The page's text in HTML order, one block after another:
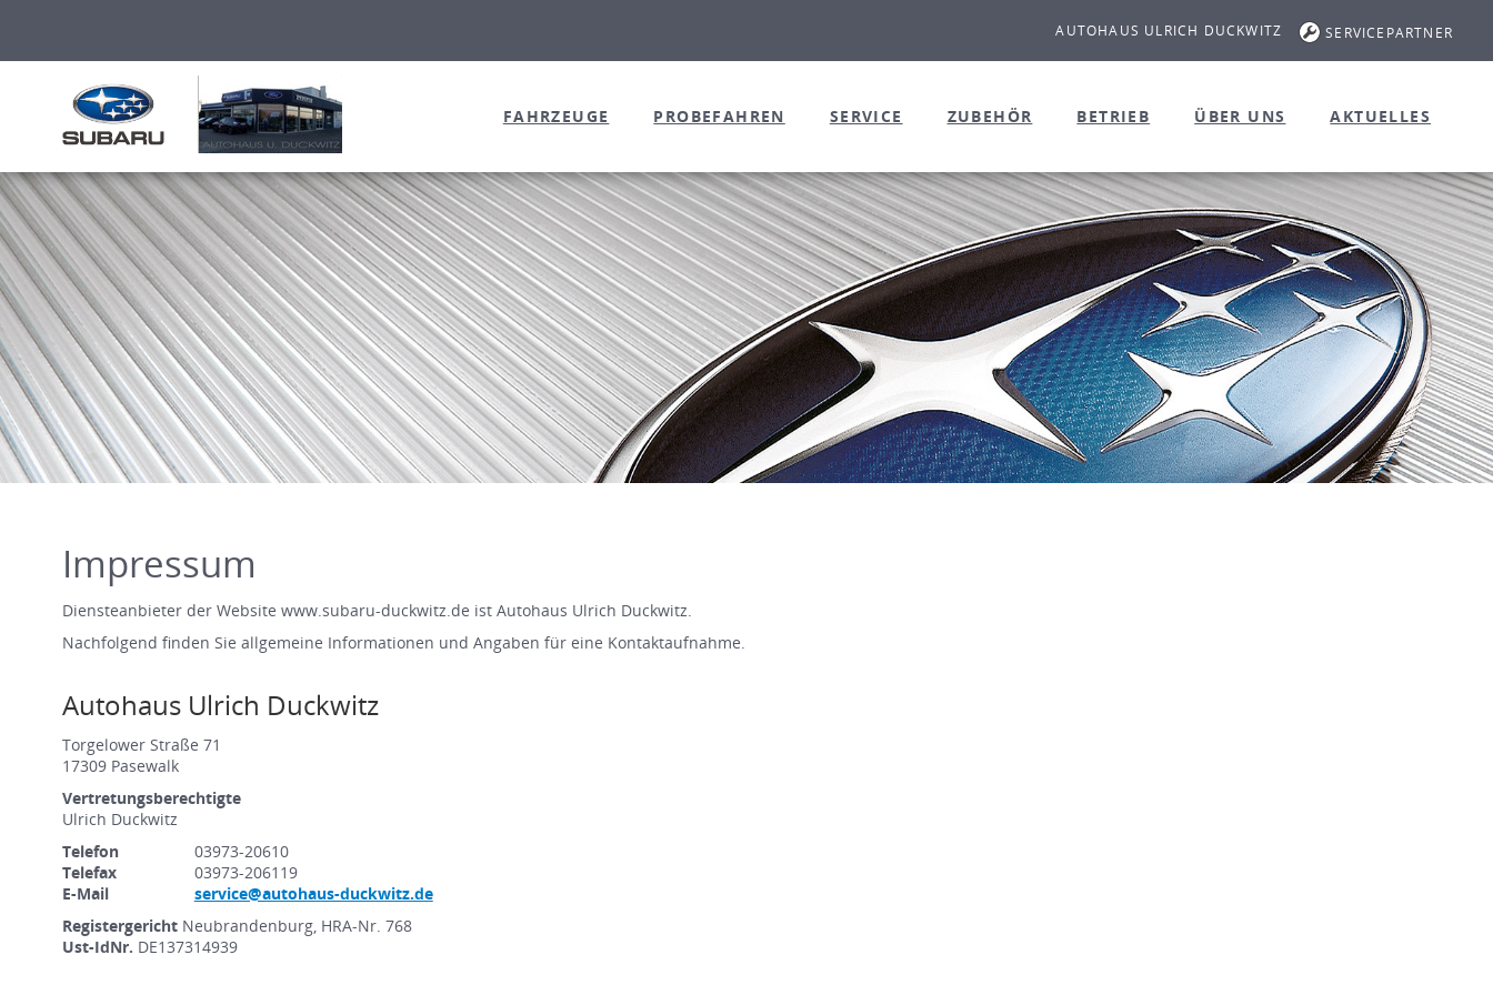
AUTOHAUS ULRICH DUCKWITZ SERVICEPARTNER
FAHRZEUGE PROBEFAHREN SERVICE ZUBEHÖR BETRIEB ÜBER UNS AKTUELLES
Impressum
Diensteanbieter der Website www.subaru-duckwitz.de ist Autohaus Ulrich Duckwitz.
Nachfolgend finden Sie allgemeine Informationen und Angaben für eine Kontaktaufnahme.
Autohaus Ulrich Duckwitz
Torgelower Straße 71
17309 Pasewalk
Vertretungsberechtigte
Ulrich Duckwitz
Telefon
03973-20610
Telefax
03973-206119
E-Mail
service@autohaus-duckwitz.de
Registergericht Neubrandenburg, HRA-Nr. 768
Ust-IdNr. DE137314939